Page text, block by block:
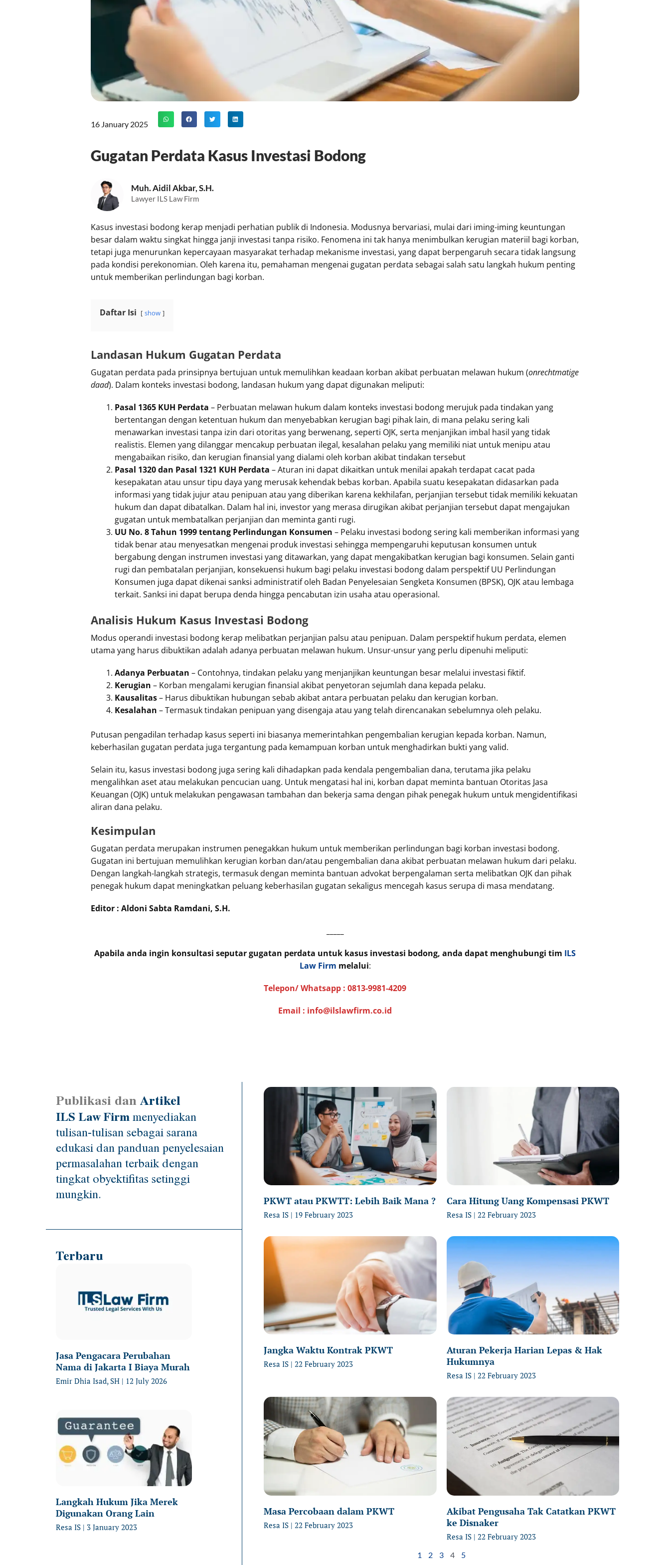
16 January 2025
Gugatan Perdata Kasus Investasi Bodong
Muh. Aidil Akbar, S.H.
Lawyer ILS Law Firm
Kasus investasi bodong kerap menjadi perhatian publik di Indonesia. Modusnya bervariasi, mulai dari iming-iming keuntungan
besar dalam waktu singkat hingga janji investasi tanpa risiko. Fenomena ini tak hanya menimbulkan kerugian materiil bagi korban,
tetapi juga menurunkan kepercayaan masyarakat terhadap mekanisme investasi, yang dapat berpengaruh secara tidak langsung
pada kondisi perekonomian. Oleh karena itu, pemahaman mengenai gugatan perdata sebagai salah satu langkah hukum penting
untuk memberikan perlindungan bagi korban.
Daftar Isi show
Landasan Hukum Gugatan Perdata
Gugatan perdata pada prinsipnya bertujuan untuk memulihkan keadaan korban akibat perbuatan melawan hukum (onrechtmatige
daad). Dalam konteks investasi bodong, landasan hukum yang dapat digunakan meliputi:
Pasal 1365 KUH Perdata – Perbuatan melawan hukum dalam konteks investasi bodong merujuk pada tindakan yang
bertentangan dengan ketentuan hukum dan menyebabkan kerugian bagi pihak lain, di mana pelaku sering kali
menawarkan investasi tanpa izin dari otoritas yang berwenang, seperti OJK, serta menjanjikan imbal hasil yang tidak
realistis. Elemen yang dilanggar mencakup perbuatan ilegal, kesalahan pelaku yang memiliki niat untuk menipu atau
mengabaikan risiko, dan kerugian finansial yang dialami oleh korban akibat tindakan tersebut
Pasal 1320 dan Pasal 1321 KUH Perdata – Aturan ini dapat dikaitkan untuk menilai apakah terdapat cacat pada
kesepakatan atau unsur tipu daya yang merusak kehendak bebas korban. Apabila suatu kesepakatan didasarkan pada
informasi yang tidak jujur atau penipuan atau yang diberikan karena kekhilafan, perjanjian tersebut tidak memiliki kekuatan
hukum dan dapat dibatalkan. Dalam hal ini, investor yang merasa dirugikan akibat perjanjian tersebut dapat mengajukan
gugatan untuk membatalkan perjanjian dan meminta ganti rugi.
UU No. 8 Tahun 1999 tentang Perlindungan Konsumen – Pelaku investasi bodong sering kali memberikan informasi yang
tidak benar atau menyesatkan mengenai produk investasi sehingga mempengaruhi keputusan konsumen untuk
bergabung dengan instrumen investasi yang ditawarkan, yang dapat mengakibatkan kerugian bagi konsumen. Selain ganti
rugi dan pembatalan perjanjian, konsekuensi hukum bagi pelaku investasi bodong dalam perspektif UU Perlindungan
Konsumen juga dapat dikenai sanksi administratif oleh Badan Penyelesaian Sengketa Konsumen (BPSK), OJK atau lembaga
terkait. Sanksi ini dapat berupa denda hingga pencabutan izin usaha atau operasional.
Analisis Hukum Kasus Investasi Bodong
Modus operandi investasi bodong kerap melibatkan perjanjian palsu atau penipuan. Dalam perspektif hukum perdata, elemen
utama yang harus dibuktikan adalah adanya perbuatan melawan hukum. Unsur-unsur yang perlu dipenuhi meliputi:
Adanya Perbuatan – Contohnya, tindakan pelaku yang menjanjikan keuntungan besar melalui investasi fiktif.
Kerugian – Korban mengalami kerugian finansial akibat penyetoran sejumlah dana kepada pelaku.
Kausalitas– Harus dibuktikan hubungan sebab akibat antara perbuatan pelaku dan kerugian korban.
Kesalahan – Termasuk tindakan penipuan yang disengaja atau yang telah direncanakan sebelumnya oleh pelaku.
Putusan pengadilan terhadap kasus seperti ini biasanya memerintahkan pengembalian kerugian kepada korban. Namun,
keberhasilan gugatan perdata juga tergantung pada kemampuan korban untuk menghadirkan bukti yang valid.
Selain itu, kasus investasi bodong juga sering kali dihadapkan pada kendala pengembalian dana, terutama jika pelaku
mengalihkan aset atau melakukan pencucian uang. Untuk mengatasi hal ini, korban dapat meminta bantuan Otoritas Jasa
Keuangan (OJK) untuk melakukan pengawasan tambahan dan bekerja sama dengan pihak penegak hukum untuk mengidentifikasi
aliran dana pelaku.
Kesimpulan
Gugatan perdata merupakan instrumen penegakkan hukum untuk memberikan perlindungan bagi korban investasi bodong.
Gugatan ini bertujuan memulihkan kerugian korban dan/atau pengembalian dana akibat perbuatan melawan hukum dari pelaku.
Dengan langkah-langkah strategis, termasuk dengan meminta bantuan advokat berpengalaman serta melibatkan OJK dan pihak
penegak hukum dapat meningkatkan peluang keberhasilan gugatan sekaligus mencegah kasus serupa di masa mendatang.
Editor : Aldoni Sabta Ramdani, S.H.
Apabila anda ingin konsultasi seputar gugatan perdata untuk kasus investasi bodong, anda dapat menghubungi tim ILS
Law Firm melalui:
Telepon/ Whatsapp : 0813-9981-4209
Email : info@ilslawfirm.co.id
Publikasi danArtikel
ILS Law Firmmenyediakan
tulisan-tulisan sebagai sarana
edukasi dan panduan penyelesaian
permasalahan terbaik dengan
tingkat obyektifitas setinggi
mungkin.
Terbaru
Jasa Pengacara Perubahan
Nama di Jakarta I Biaya Murah
Emir Dhia Isad, SH 12 July 2026
Langkah Hukum Jika Merek
Digunakan Orang Lain
Resa IS 3 January 2023
PKWT atau PKWTT: Lebih Baik Mana ?
Resa IS 19 February 2023
Cara Hitung Uang Kompensasi PKWT
Resa IS 22 February 2023
Jangka Waktu Kontrak PKWT
Resa IS 22 February 2023
Aturan Pekerja Harian Lepas & Hak
Hukumnya
Resa IS 22 February 2023
Masa Percobaan dalam PKWT
Resa IS 22 February 2023
Akibat Pengusaha Tak Catatkan PKWT
ke Disnaker
Resa IS 22 February 2023
Page
1
Page
2
Page
3 4 5